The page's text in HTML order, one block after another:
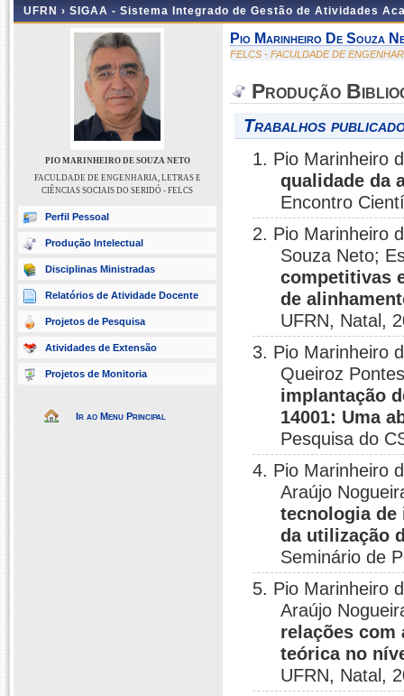
UFRN › SIGAA - Sistema Integrado de Gestão de Atividades
PIO MARINHEIRO DE SOUZA NETO
FACULDADE DE ENGENHARIA, LETRAS E
CIÊNCIAS SOCIAIS DO SERIDÓ - FELCS
Perfil Pessoal
Produção Intelectual
Disciplinas Ministradas
Relatórios de Atividade Docente
Projetos de Pesquisa
Atividades de Extensão
Projetos de Monitoria
Ir ao Menu Principal
Pio Marinheiro De Souza
FELCS - FACULDADE DE
Produção
Trabalhos
1. Pio Marinheiro
qualidade da
Encontro
2. Pio Marinheiro
Souza Neto;
competitivas
de
UFRN, Natal,
3. Pio Marinheiro
Queiroz
implantação
14001: Uma
Pesquisa do
4. Pio Marinheiro
Araújo
tecnologia de
da utilização
Seminário de
5. Pio Marinheiro
Araújo
relações com
teórica no
UFRN, Natal,